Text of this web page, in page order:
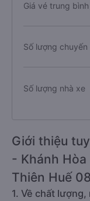
Giá vé trung bình
Số lượng chuyến
Số lượng nhà xe
Giới thiệu
- Khánh
Thiên Huế
1. Về chất